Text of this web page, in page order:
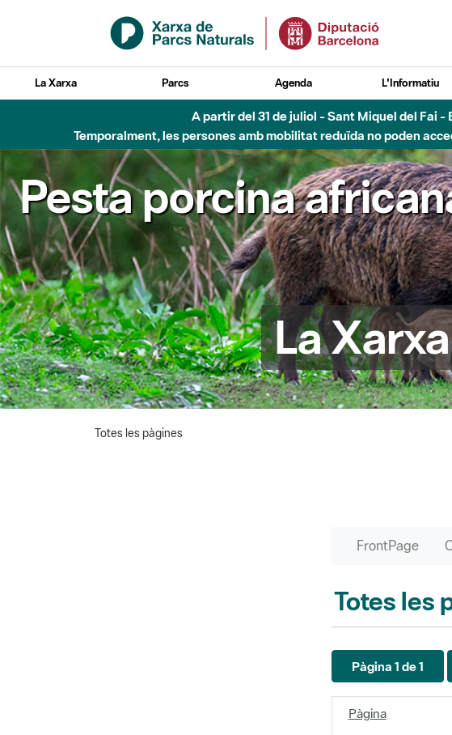
Salta al contingut principal
La Xarxa Parcs Agenda L'Informatiu
Fins al desembre de 2026 - Parc Fluvial Besòs -
Pesta porcina
La
Pàgina 1 de 1
Pàgina